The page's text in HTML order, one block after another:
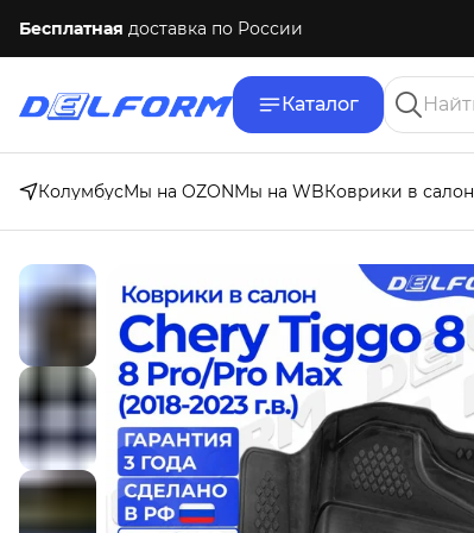
Бесплатная доставка по России
Каталог
КолумбусМы на OZONМы на WBКоврики в салон